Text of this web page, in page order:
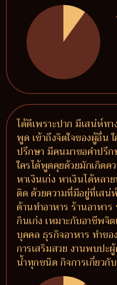
ได้ดีเพราะปาก มีเสน่ห์ท
พูด เข้าถึงจิตใจของผู้อื่น
ปรึกษา มีคนมาขอคำปรึก
ใครได้พูดคุยด้วยมักเกิดค
หาเงินเก่ง หาเงินได้หลา
ติด ด้วยความที่มีอยู่ที่เส
ด้านทำอาหาร ร้านอาหา
กินเก่ง เหมาะกับอาชีพ
บุคคล ธุรกิจอาหาร ทำข
การเสริมสวย งานพบปะ
น้ำทุกชนิด กิจการเกี่ยวกั